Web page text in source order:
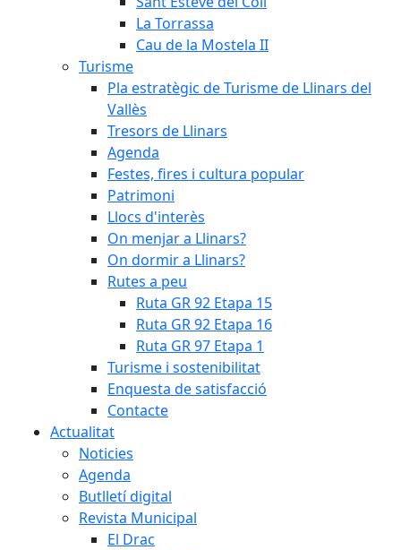
La Torrassa
Cau de la Mostela II
Turisme
Pla estratègic de Turisme de Llinars del
Vallès
Tresors de Llinars
Agenda
Festes, fires i cultura popular
Patrimoni
Llocs d'interès
On menjar a Llinars?
On dormir a Llinars?
Rutes a peu
Ruta GR 92 Etapa 15
Ruta GR 92 Etapa 16
Ruta GR 97 Etapa 1
Turisme i sostenibilitat
Enquesta de satisfacció
Contacte
Actualitat
Noticies
Agenda
Butlletí digital
Revista Municipal
El Drac